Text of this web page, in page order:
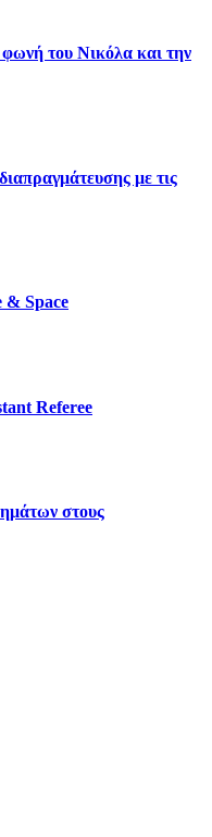
του Νικόλα και την
με τις
Space
Referee
στους